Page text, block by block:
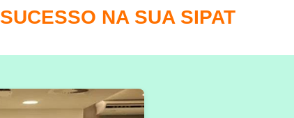
SUCESSO NA SUA SIPAT